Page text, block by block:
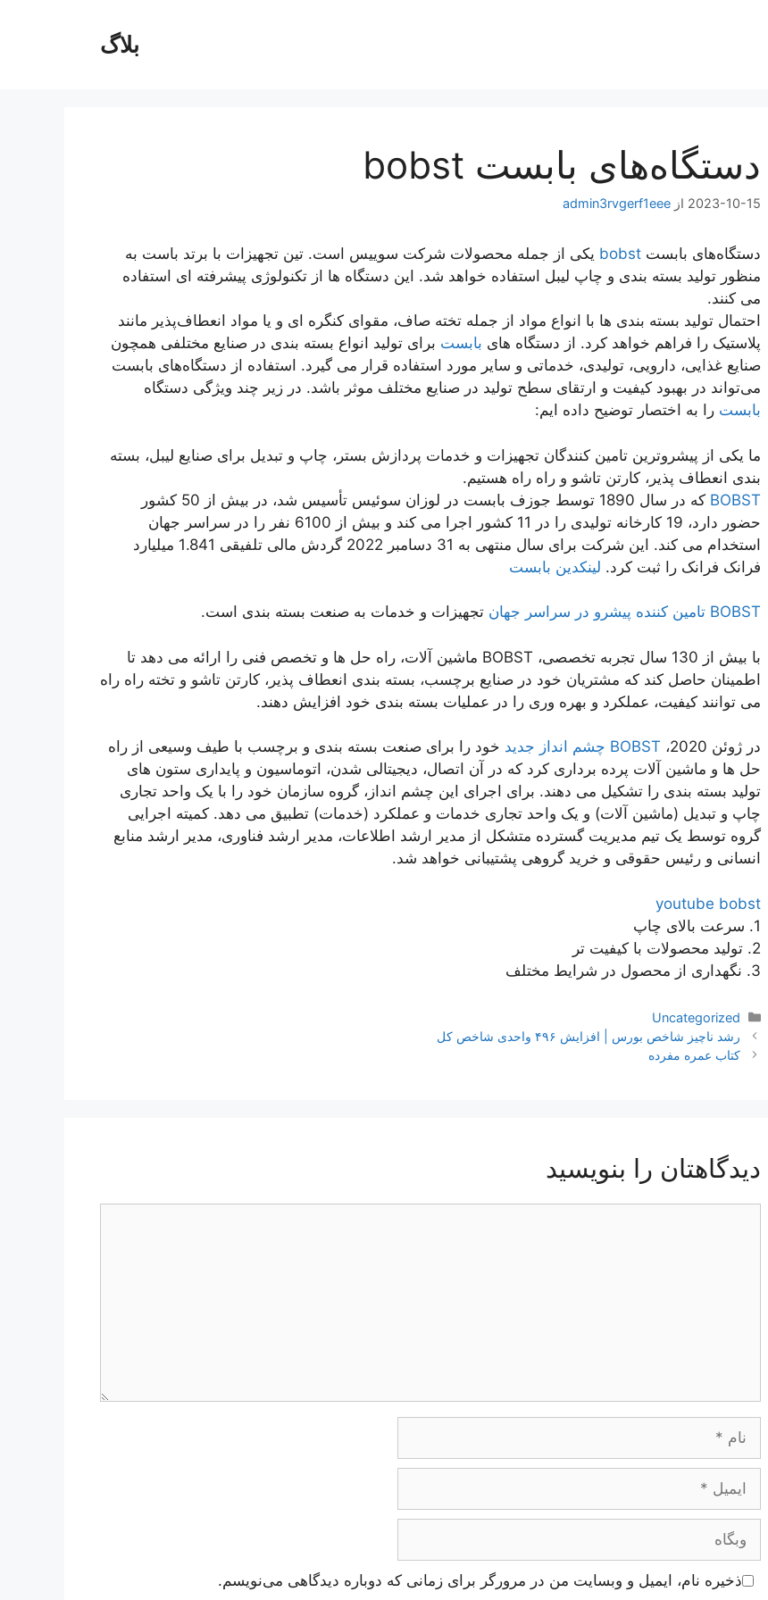
بلاگ
دستگاه‌های بابست bobst
2023-10-15 از admin3rvgerf1eee
دستگاه‌های بابست bobst یکی از جمله محصولات شرکت سوییس است. تین تجهیزات با برتد باست به
منظور تولید بسته‌ بندی و چاپ لیبل استفاده خواهد شد. این دستگاه‌ ها از تکنولوژی پیشرفته‌ ای استفاده
می‌ کنند.
احتمال تولید بسته‌ بندی ها با انواع مواد از جمله تخته صاف، مقوای کنگره‌ ای و یا مواد انعطاف‌پذیر مانند
پلاستیک را فراهم خواهد کرد. از دستگاه‌ های بابست برای تولید انواع بسته‌ بندی در صنایع مختلفی همچون
صنایع غذایی، دارویی، تولیدی، خدماتی و سایر مورد استفاده قرار می گیرد. استفاده از دستگاه‌های بابست
می‌تواند در بهبود کیفیت و ارتقای سطح تولید در صنایع مختلف موثر باشد. در زیر چند ویژگی دستگاه
بابست را به اختصار توضیح داده ایم:
ما یکی از پیشروترین تامین کنندگان تجهیزات و خدمات پردازش بستر، چاپ و تبدیل برای صنایع لیبل، بسته
بندی انعطاف پذیر، کارتن تاشو و راه راه هستیم.
BOBST
که در سال 1890 توسط جوزف بابست در لوزان سوئیس تأسیس شد، در بیش از 50 کشور
حضور دارد، 19 کارخانه تولیدی را در 11 کشور اجرا می کند و بیش از 6100 نفر را در سراسر جهان
استخدام می کند. این شرکت برای سال منتهی به 31 دسامبر 2022 گردش مالی تلفیقی 1.841 میلیارد
فرانک فرانک را ثبت کرد. لینکدین بابست
BOBST تامین کننده پیشرو در سراسر جهان تجهیزات و خدمات به صنعت بسته بندی است.
با بیش از 130 سال تجربه تخصصی، BOBST ماشین آلات، راه حل ها و تخصص فنی را ارائه می دهد تا
اطمینان حاصل کند که مشتریان خود در صنایع برچسب، بسته بندی انعطاف پذیر، کارتن تاشو و تخته راه راه
می توانند کیفیت، عملکرد و بهره وری را در عملیات بسته بندی خود افزایش دهند.
در ژوئن 2020،
خود را برای صنعت بسته بندی و برچسب با طیف وسیعی از راه
حل ها و ماشین آلات پرده برداری کرد که در آن اتصال، دیجیتالی شدن، اتوماسیون و پایداری ستون های
تولید بسته بندی را تشکیل می دهند. برای اجرای این چشم انداز، گروه سازمان خود را با یک واحد تجاری
چاپ و تبدیل (ماشین آلات) و یک واحد تجاری خدمات و عملکرد (خدمات) تطبیق می دهد. کمیته اجرایی
گروه توسط یک تیم مدیریت گسترده متشکل از مدیر ارشد اطلاعات، مدیر ارشد فناوری، مدیر ارشد منابع
انسانی و رئیس حقوقی و خرید گروهی پشتیبانی خواهد شد.
youtube bobst
1. سرعت بالای چاپ
2. تولید محصولات با کیفیت تر
3. نگهداری از محصول در شرایط مختلف
دسته‌ها
Uncategorized
ناوبری
نوشته‌ها
رشد ناچیز شاخص بورس | افزایش ۴۹۶ واحدی شاخص کل
کتاب عمره مفرده
دیدگاهتان را بنویسید
وبگاه
ذخیره نام، ایمیل و وبسایت من در مرورگر برای زمانی که دوباره دیدگاهی می‌نویسم.